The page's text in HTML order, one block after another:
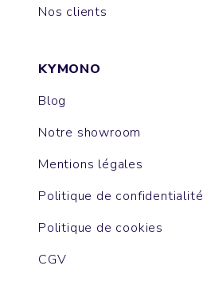
Nos clients
KYMONO
Blog
Notre showroom
Mentions légales
Politique de confidentialité
Politique de cookies
CGV